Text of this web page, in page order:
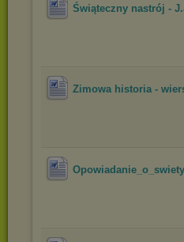
Świąteczny nastrój -
Zimowa historia -